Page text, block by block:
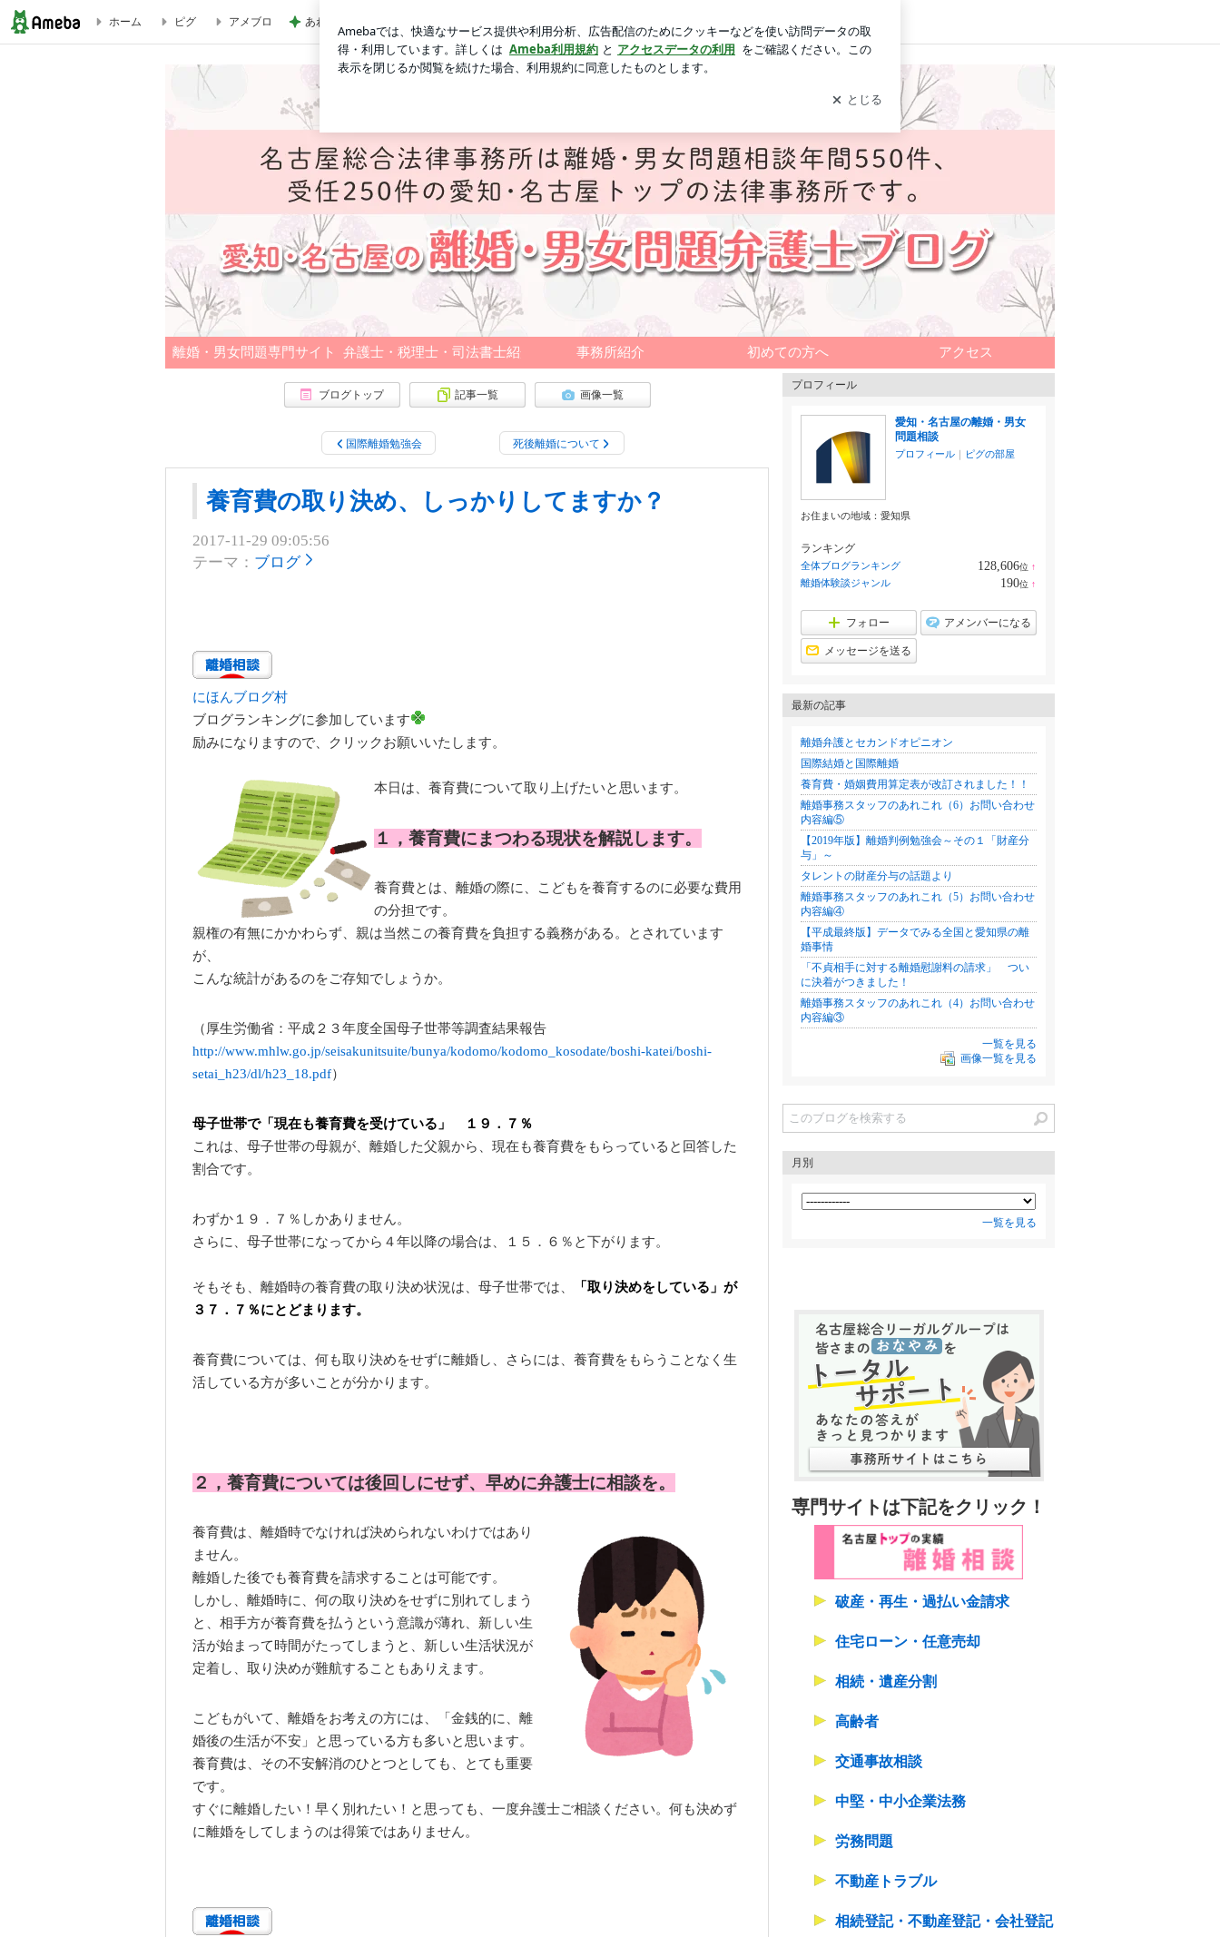
養育費の取り決め、しっかりしてますか？ | 名古屋市,岡崎市の離婚・不倫慰謝料に強い弁護士のブログ｜愛知県
ホーム ピグ アメブロ あわてて火を消し大やけどした主婦
ブログトップ 記事一覧 画像一覧
国際離婚勉強会 死後離婚について
養育費の取り決め、しっかりしてますか？
2017-11-29 09:05:56
テーマ： ブログ
にほんブログ村
ブログランキングに参加しています
励みになりますので、クリックお願いいたします。
本日は、養育費について取り上げたいと思います。
１，養育費にまつわる現状を解説します。
養育費とは、離婚の際に、こどもを養育するのに必要な費用
の分担です。
親権の有無にかかわらず、親は当然この養育費を負担する義務がある。とされています
が、
こんな統計があるのをご存知でしょうか。
（厚生労働省：平成２３年度全国母子世帯等調査結果報告
http://www.mhlw.go.jp/seisakunitsuite/bunya/kodomo/kodomo_kosodate/boshi-katei/boshi-
setai_h23/dl/h23_18.pdf）
母子世帯で「現在も養育費を受けている」 １９．７％
これは、母子世帯の母親が、離婚した父親から、現在も養育費をもらっていると回答した
割合です。
わずか１９．７％しかありません。
さらに、母子世帯になってから４年以降の場合は、１５．６％と下がります。
そもそも、離婚時の養育費の取り決め状況は、母子世帯では、
「取り決めをしている」が
３７．７％にとどまります。
養育費については、何も取り決めをせずに離婚し、さらには、養育費をもらうことなく生
活している方が多いことが分かります。
２，養育費については後回しにせず、早めに弁護士に相談を。
養育費は、離婚時でなければ決められないわけではあり
ません。
離婚した後でも養育費を請求することは可能です。
しかし、離婚時に、何の取り決めをせずに別れてしまう
と、相手方が養育費を払うという意識が薄れ、新しい生
活が始まって時間がたってしまうと、新しい生活状況が
定着し、取り決めが難航することもありえます。
こどもがいて、離婚をお考えの方には、「金銭的に、離
婚後の生活が不安」と思っている方も多いと思います。
養育費は、その不安解消のひとつとしても、とても重要
です。
すぐに離婚したい！早く別れたい！と思っても、 一度弁護士ご相談ください。何も決めず
に離婚をしてしまうのは得策ではありません。
プロフィール
愛知・名古屋の離婚・男女
問題相談
プロフィール ｜ ピグの部屋
お住まいの地域： 愛知県
ランキング
全体ブログランキング 128,606位 ↑
ン
離婚体験談ジャンル 190位 ↑
フォロー アメンバーになる
メッセージを送る
最新の記事
離婚弁護とセカンドオピニオン
国際結婚と国際離婚
養育費・婚姻費用算定表が改訂されました！！
離婚事務スタッフのあれこれ（6）お問い合わせ
内容編⑤
【2019年版】離婚判例勉強会～その１「財産分
与」～
タレントの財産分与の話題より
離婚事務スタッフのあれこれ（5）お問い合わせ
内容編④
【平成最終版】データでみる全国と愛知県の離
婚事情
「不貞相手に対する離婚慰謝料の請求」 つい
に決着がつきました！
離婚事務スタッフのあれこれ（4）お問い合わせ
内容編③
一覧を見る
画像一覧を見る
月別
一覧を見る
離婚・男女問題専門サイト 弁護士・税理士・司法書士紹介 事務所紹介 初めての方へ アクセス
専門サイトは下記をクリック！
破産・再生・過払い金請求
住宅ローン・任意売却
相続・遺産分割
高齢者
交通事故相談
中堅・中小企業法務
労務問題
不動産トラブル
相続登記・不動産登記・会社登記